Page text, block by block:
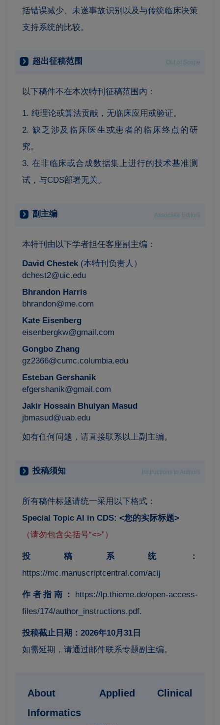
括错误减少、未遂事故识别以及与传统临床决策
支持系统的比较。
超出征稿范围 Out of Scope
以下稿件不在本次特刊征稿范围内：
1. 纯理论或算法贡献，无临床应用或验证。
2. 缺乏涉及临床医生或患者的临床终点的研
究。
3. 在非临床或合成数据集上进行的技术基准测
试，与CDS部署无关。
副主编 Associate Editors
本特刊由以下学者担任客座副主编：
David Chestek (本特刊负责人）
dchest2@uic.edu
Bhrandon Harris
bhrandon@me.com
Kate Eisenberg
eisenbergkw@gmail.com
Gongbo Zhang
gz2366@cumc.columbia.edu
Esteban Gershanik
efgershanik@gmail.com
Jakir Hossain Bhuiyan Masud
jbmasud@uab.edu
如有任何问题，请直接联系以上副主编。
投稿须知 Instructions to Authors
所有稿件标题请统一采用以下格式：
Special Topic AI in CDS: <您的实际标题>
（请勿包含尖括号“<>”）
投稿系统：
https://mc.manuscriptcentral.com/acij
作者指南： https://lp.thieme.de/open-access-
files/174/author_instructions.pdf.
投稿截止日期：2026年10月31日
如需延期，请通过邮件联系专题副主编。
About Applied Clinical
Informatics